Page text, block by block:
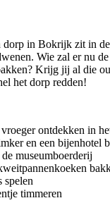
in Bokrijk zit in
Wie zal er nu
Krijg jij al die
het dorp redden!
ontdekken in
en een bijenhotel
museumboerderij
spelen
timmeren